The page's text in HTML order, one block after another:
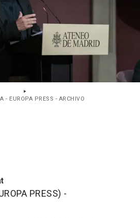
- EUROPA PRESS - ARCHIVO
PRESS) -